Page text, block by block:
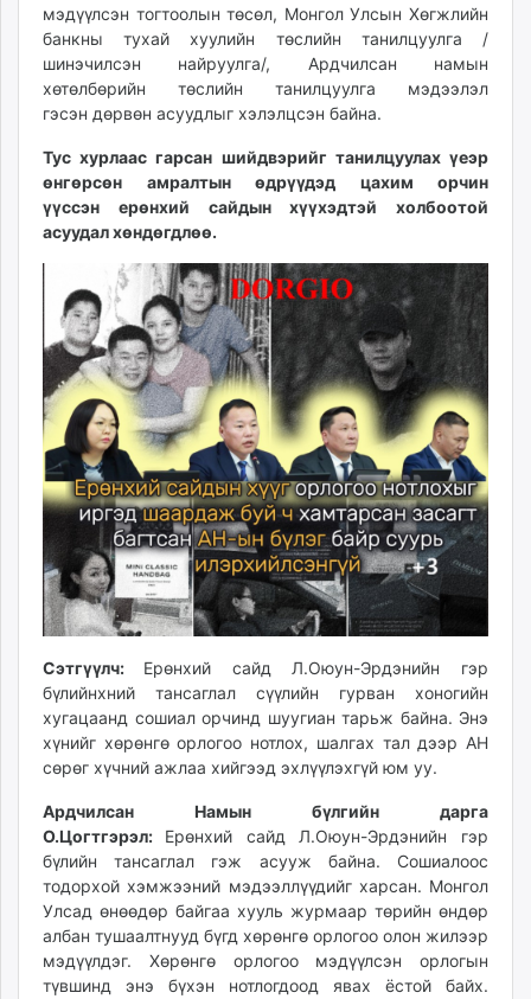
zarig.mn
today.mn
zuv.mn
mminfo.mn
ugluu.mn
urlag.mn
unen.mn
asu.mn
shudarga.mn
shuurhai.mn
unuudur.mn
isee.mn
mglradio.com
fact.mn
itoim.mn
tumen.mn
shuum.mn
times.mn
tvmongolia.mn
mass.mn
unegui.mn
toim.mn
tac.mn
paparazzi.mn
unread.today
мэдүүлсэн тогтоолын төсөл, Монгол Улсын Хөгжлийн
банкны тухай хуулийн төслийн танилцуулга /
шинэчилсэн найруулга/, Ардчилсан намын
хөтөлбөрийн төслийн танилцуулга мэдээлэл
гэсэн дөрвөн асуудлыг хэлэлцсэн байна.
Тус хурлаас гарсан шийдвэрийг танилцуулах үеэр
өнгөрсөн амралтын өдрүүдэд цахим орчин
үүссэн ерөнхий сайдын хүүхэдтэй холбоотой
асуудал хөндөгдлөө.
Сэтгүүлч: Ерөнхий сайд Л.Оюун-Эрдэнийн гэр
бүлийнхний тансаглал сүүлийн гурван хоногийн
хугацаанд сошиал орчинд шуугиан тарьж байна. Энэ
хүнийг хөрөнгө орлогоо нотлох, шалгах тал дээр АН
сөрөг хүчний ажлаа хийгээд эхлүүлэхгүй юм уу.
Ардчилсан Намын бүлгийн дарга
О.Цогтгэрэл: Ерөнхий сайд Л.Оюун-Эрдэнийн гэр
бүлийн тансаглал гэж асууж байна. Сошиалоос
тодорхой хэмжээний мэдээллүүдийг харсан. Монгол
Улсад өнөөдөр байгаа хууль журмаар төрийн өндөр
албан тушаалтнууд бүгд хөрөнгө орлогоо олон жилээр
мэдүүлдэг. Хөрөнгө орлогоо мэдүүлсэн орлогын
түвшинд энэ бүхэн нотлогдоод явах ёстой байх.